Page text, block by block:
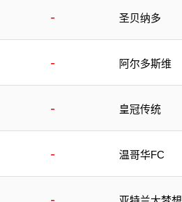
- 圣贝纳多
- 阿尔多斯维
- 皇冠传统
- 温哥华FC